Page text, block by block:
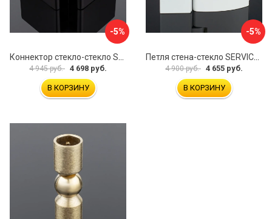
-5%
4 945 руб. 4 698 руб.
В КОРЗИНУ
-5%
4 900 руб. 4 655 руб.
В КОРЗИНУ